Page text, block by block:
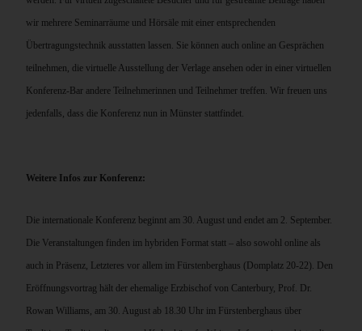
wir mehrere Seminarräume und Hörsäle mit einer entsprechenden
Übertragungstechnik ausstatten lassen. Sie können auch online an Gesprächen
teilnehmen, die virtuelle Ausstellung der Verlage ansehen oder in einer virtuellen
Konferenz-Bar andere Teilnehmerinnen und Teilnehmer treffen. Wir freuen uns
jedenfalls, dass die Konferenz nun in Münster stattfindet.
Weitere Infos zur Konferenz:
Die internationale Konferenz beginnt am 30. August und endet am 2. September.
Die Veranstaltungen finden im hybriden Format statt – also sowohl online als
auch in Präsenz, Letzteres vor allem im Fürstenberghaus (Domplatz 20-22). Den
Eröffnungsvortrag hält der ehemalige Erzbischof von Canterbury, Prof. Dr.
Rowan Williams, am 30. August ab 18.30 Uhr im Fürstenberghaus über